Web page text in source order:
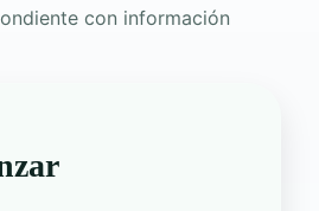
con información